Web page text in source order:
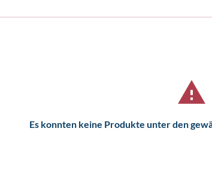
Es konnten keine Produkte unter den